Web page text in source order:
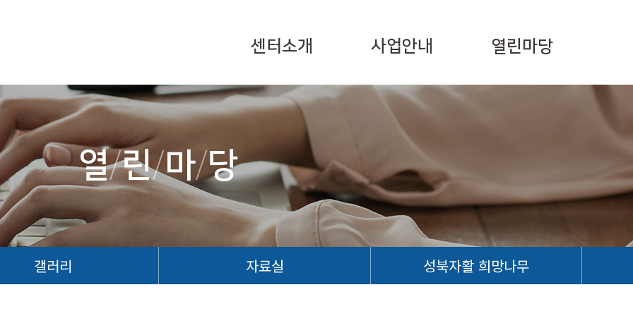
센터소개 사업안내 열린마당
열/린/마/당
갤러리 자료실 성북자활 희망나무